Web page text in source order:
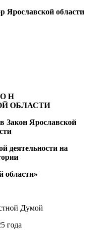
Ярославской области
Н
ОБЛАСТИ
Закон Ярославской
деятельности на
области»
Думой
года